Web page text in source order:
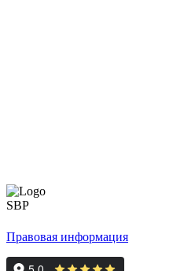
Правовая информация